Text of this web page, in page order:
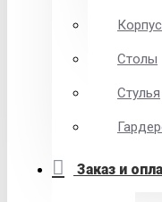
Столы
Стулья
Заказ и